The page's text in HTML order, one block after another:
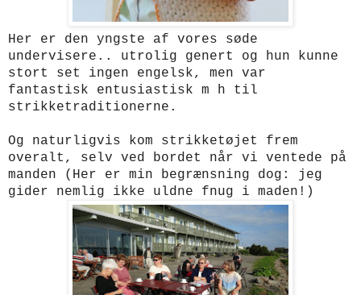
Her er den yngste af vores søde
undervisere.. utrolig genert og hun kunne
stort set ingen engelsk, men var
fantastisk entusiastisk m h til
strikketraditionerne.
Og naturligvis kom strikketøjet frem
overalt, selv ved bordet når vi ventede på
manden (Her er min begrænsning dog: jeg
gider nemlig ikke uldne fnug i maden!)